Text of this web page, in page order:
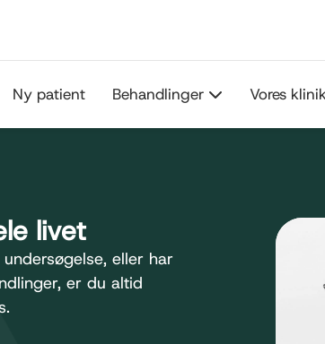
Ny patient Behandlinger Vores
livet
eller har
er du altid